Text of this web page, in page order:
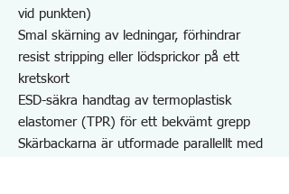
vid punkten)
Smal skärning av ledningar, förhindrar
resist stripping eller lödsprickor på ett
kretskort
ESD-säkra handtag av termoplastisk
elastomer (TPR) för ett bekvämt grepp
Skärbackarna är utformade parallellt med